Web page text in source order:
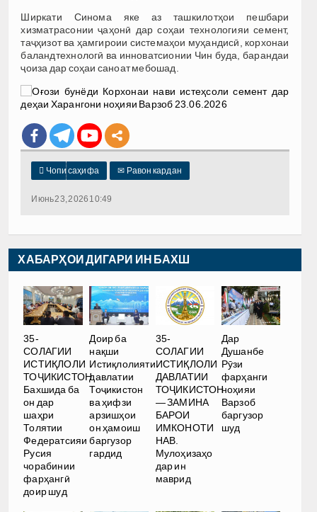
Ширкати Синома яке аз ташкилотҳои пешбари
хизматрасонии ҷаҳонӣ дар соҳаи технологияи семент,
таҷҳизот ва ҳамгироии системаҳои муҳандисӣ, корхонаи
баландтехнологӣ ва инноватсионии Чин буда, барандаи
ҷоиза дар соҳаи саноат мебошад.
 Чопи саҳифа ✉ Равон кардан
Июнь 23, 2026 10:49
ХАБАРҲОИ ДИГАРИ ИН БАХШ
35-
СОЛАГИИ
ИСТИҚЛОЛИ
ТОҶИКИСТОН.
Бахшида ба
он дар
шаҳри
Толятии
Федератсияи
Русия
чорабинии
фарҳангӣ
доир шуд
Доир ба
нақши
Истиқлолияти
давлатии
Тоҷикистон
ва ҳифзи
арзишҳои
он ҳамоиш
баргузор
гардид
35-
СОЛАГИИ
ИСТИҚЛОЛИ
ДАВЛАТИИ
ТОҶИКИСТОН
— ЗАМИНА
БАРОИ
ИМКОНОТИ
НАВ.
Мулоҳизаҳо
дар ин
маврид
Дар
Душанбе
Рӯзи
фарҳанги
ноҳияи
Варзоб
баргузор
шуд